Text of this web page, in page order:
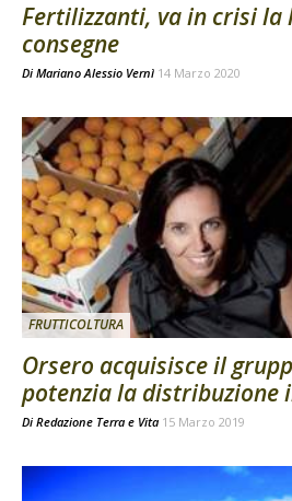
Fertilizzanti, va in crisi la
consegne
Di Mariano Alessio Vernì 14 Marzo 2020
FRUTTICOLTURA
Orsero acquisisce il
potenzia la distribuzione
Di Redazione Terra e Vita 15 Marzo 2019